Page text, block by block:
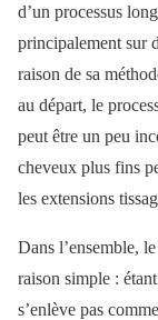
d’un processus
principalement sur
raison de sa
au départ, le
peut être un peu
cheveux plus fins
les extensions
Dans l’ensemble,
raison simple :
s’enlève pas